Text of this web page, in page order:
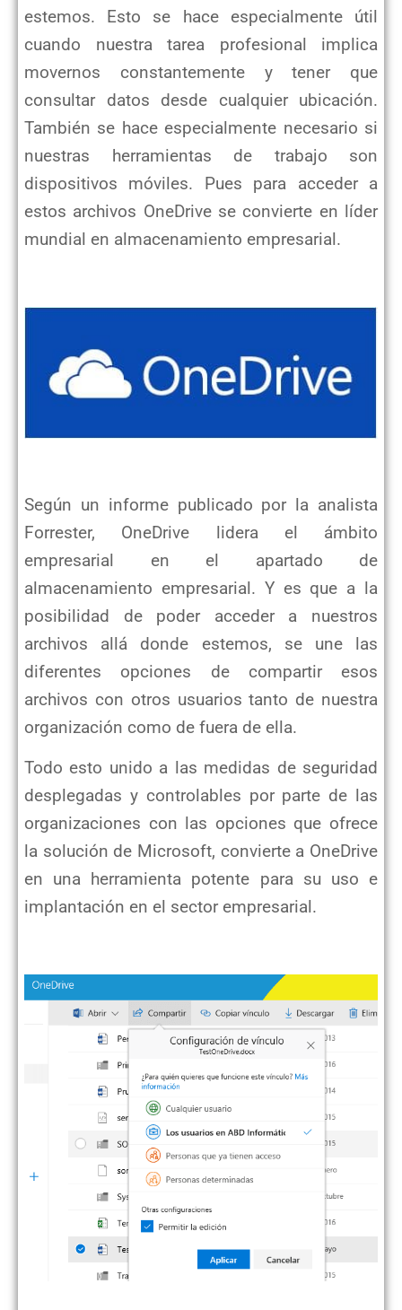
estemos. Esto se hace especialmente útil
cuando nuestra tarea profesional implica
movernos constantemente y tener que
consultar datos desde cualquier ubicación.
También se hace especialmente necesario si
nuestras herramientas de trabajo son
dispositivos móviles. Pues para acceder a
estos archivos OneDrive se convierte en líder
mundial en almacenamiento empresarial.
Según un informe publicado por la analista
Forrester, OneDrive lidera el ámbito
empresarial en el apartado de
almacenamiento empresarial. Y es que a la
posibilidad de poder acceder a nuestros
archivos allá donde estemos, se une las
diferentes opciones de compartir esos
archivos con otros usuarios tanto de nuestra
organización como de fuera de ella.
Todo esto unido a las medidas de seguridad
desplegadas y controlables por parte de las
organizaciones con las opciones que ofrece
la solución de Microsoft, convierte a OneDrive
en una herramienta potente para su uso e
implantación en el sector empresarial.